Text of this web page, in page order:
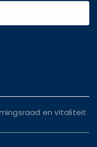
en vitaliteit